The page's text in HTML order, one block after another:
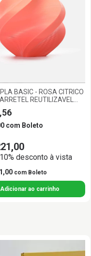
BASIC - ROSA CITRICO
REUTILIZAVEL
com Boleto
desconto à vista
com Boleto